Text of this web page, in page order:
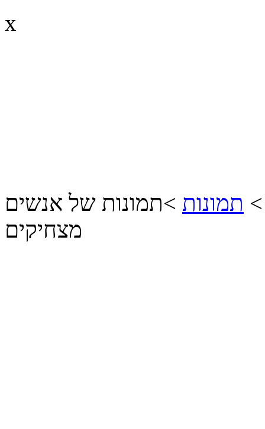
x
תמונות >תמונות של אנשים
מצחיקים